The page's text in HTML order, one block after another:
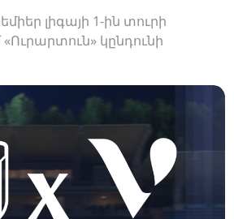
լիգայի 1-ին տուրի
կընդունի